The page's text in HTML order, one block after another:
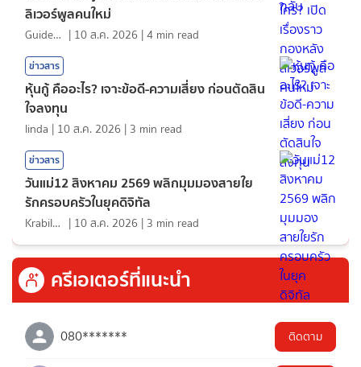
ลิเวอร์พูลคนใหม่
GuideKop | 10 ส.ค. 2026 |4 min read
ข่าวสาร
หุ้นกู้ คืออะไร? เจาะข้อดี-ความเสี่ยง ก่อนตัดสิน
ใจลงทุน
linda | 10 ส.ค. 2026 | 3 min read
ข่าวสาร
วันแม่12 สิงหาคม 2569 พลิกมุมมองสายใย
รักครอบครัวในยุคดิจิทัล
KrabiInsight | 10 ส.ค. 2026 | 3 min read
ครีเอเตอร์ที่แนะนำ
080******* ติดตาม